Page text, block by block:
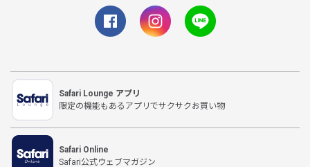
Safari Lounge アプリ
限定の機能もあるアプリでサクサクお買い物
Safari Online
Safari公式ウェブマガジン